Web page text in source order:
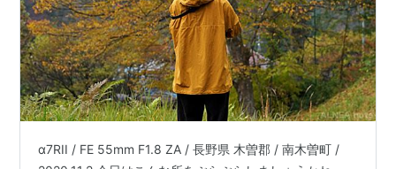
α7RII / FE 55mm F1.8 ZA / 長野県 木曽郡 / 南木曽町 /